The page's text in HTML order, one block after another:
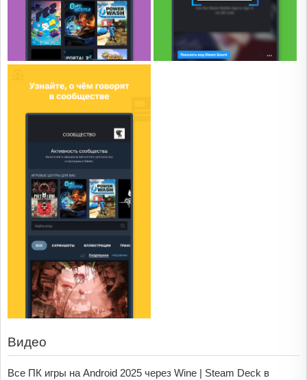
Видео
Все ПК игры на Android 2025 через Wine | Steam Deck в